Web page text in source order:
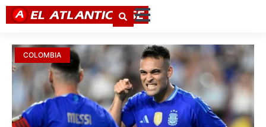
COLOMBIA